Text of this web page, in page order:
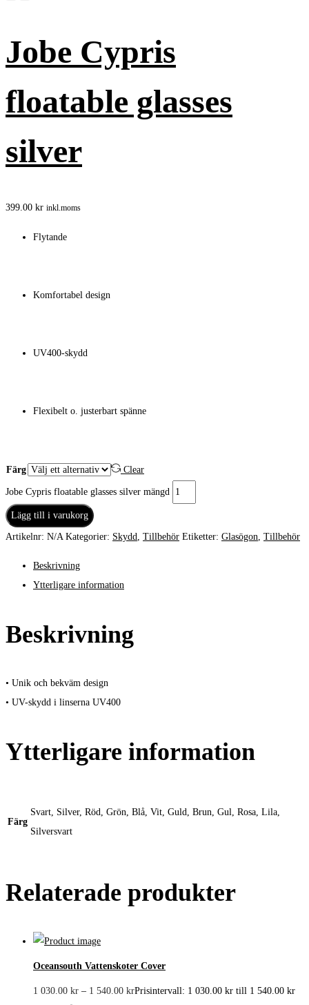
Jobe Cypris
floatable glasses
silver
399.00 kr inkl.moms
Flytande
Komfortabel design
UV400-skydd
Flexibelt o. justerbart spänne
Färg Clear
Jobe Cypris floatable glasses silver mängd
Lägg till i varukorg
Artikelnr: N/A Kategorier: Skydd, Tillbehör Etiketter: Glasögon, Tillbehör
Beskrivning
Ytterligare information
Beskrivning
• Unik och bekväm design
• UV-skydd i linserna UV400
Ytterligare information
Färg
Svart, Silver, Röd, Grön, Blå, Vit, Guld, Brun, Gul, Rosa, Lila,
Silversvart
Relaterade produkter
Oceansouth Vattenskoter Cover
1 030.00 kr – 1 540.00 krPrisintervall: 1 030.00 kr till 1 540.00 kr